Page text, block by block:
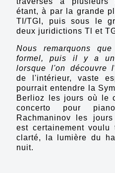
étant, à par la grande
TI/TGI, puis sous le
deux juridictions Tl et
Nous remarquons
formel, puis il y a un
lorsque l'on découvre
de l'intérieur, vaste
pourrait entendre la
Berlioz les jours où le
concerto pour
Rachmaninov les
est certainement voulu
clarté, la lumière du
nuit.